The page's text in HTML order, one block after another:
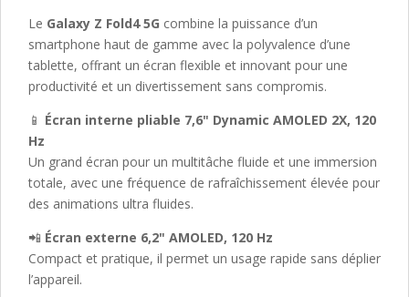
Le Galaxy Z Fold4 5G combine la puissance d’un
smartphone haut de gamme avec la polyvalence d’une
tablette, offrant un écran flexible et innovant pour une
productivité et un divertissement sans compromis.
📱 Écran interne pliable 7,6" Dynamic AMOLED 2X, 120
Hz
Un grand écran pour un multitâche fluide et une immersion
totale, avec une fréquence de rafraîchissement élevée pour
des animations ultra fluides.
📲 Écran externe 6,2" AMOLED, 120 Hz
Compact et pratique, il permet un usage rapide sans déplier
l’appareil.